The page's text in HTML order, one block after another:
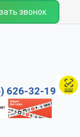
звонок
626-32-19